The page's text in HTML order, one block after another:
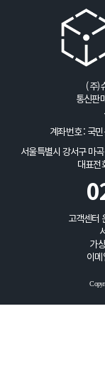
(주)
통신판
계좌번호 : 국
서울특별시 강서구 마
대표전
고객센터
가
이메